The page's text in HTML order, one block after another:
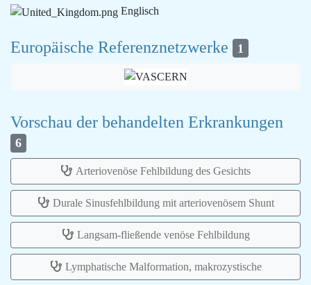
Englisch
Europäische Referenznetzwerke 1
Vorschau der behandelten Erkrankungen
6
Arteriovenöse Fehlbildung des Gesichts
Durale Sinusfehlbildung mit arteriovenösem Shunt
Langsam-fließende venöse Fehlbildung
Lymphatische Malformation, makrozystische